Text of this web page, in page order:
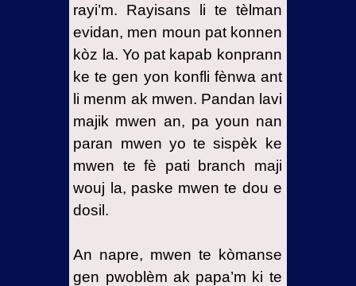
rayi’m. Rayisans li te tèlman
evidan, men moun pat konnen
kòz la. Yo pat kapab konprann
ke te gen yon konfli fènwa ant
li menm ak mwen. Pandan lavi
majik mwen an, pa youn nan
paran mwen yo te sispèk ke
mwen te fè pati branch maji
wouj la, paske mwen te dou e
dosil.
An napre, mwen te kòmanse
gen pwoblèm ak papa’m ki te